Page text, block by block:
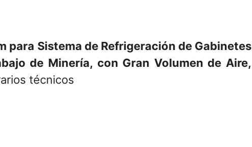
para Sistema de Refrigeración de Gabinetes
de Minería, con Gran Volumen de Aire,
técnicos